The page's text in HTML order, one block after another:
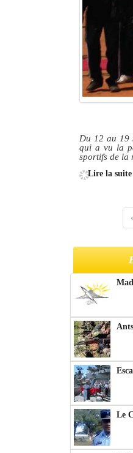
Du 12 au 19
qui a vu la
sportifs de la
Lire la
Le